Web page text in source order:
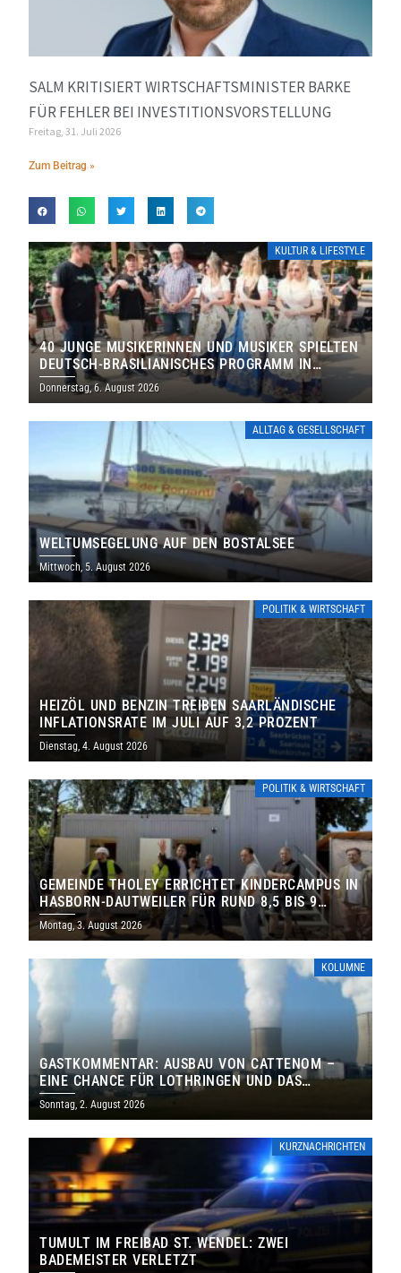
SALM KRITISIERT WIRTSCHAFTSMINISTER BARKE
FÜR FEHLER BEI INVESTITIONSVORSTELLUNG
Freitag, 31. Juli 2026
Zum Beitrag »
KULTUR & LIFESTYLE
40 JUNGE MUSIKERINNEN UND MUSIKER SPIELTEN
DEUTSCH-BRASILIANISCHES PROGRAMM IN
THOLEY
Donnerstag, 6. August 2026
ALLTAG & GESELLSCHAFT
WELTUMSEGELUNG AUF DEN BOSTALSEE
Mittwoch, 5. August 2026
POLITIK & WIRTSCHAFT
HEIZÖL UND BENZIN TREIBEN SAARLÄNDISCHE
INFLATIONSRATE IM JULI AUF 3,2 PROZENT
Dienstag, 4. August 2026
POLITIK & WIRTSCHAFT
GEMEINDE THOLEY ERRICHTET KINDERCAMPUS IN
HASBORN-DAUTWEILER FÜR RUND 8,5 BIS 9
MILLIONEN EURO
Montag, 3. August 2026
KOLUMNE
GASTKOMMENTAR: AUSBAU VON CATTENOM –
EINE CHANCE FÜR LOTHRINGEN UND DAS
SAARLAND
Sonntag, 2. August 2026
KURZNACHRICHTEN
TUMULT IM FREIBAD ST. WENDEL: ZWEI
BADEMEISTER VERLETZT